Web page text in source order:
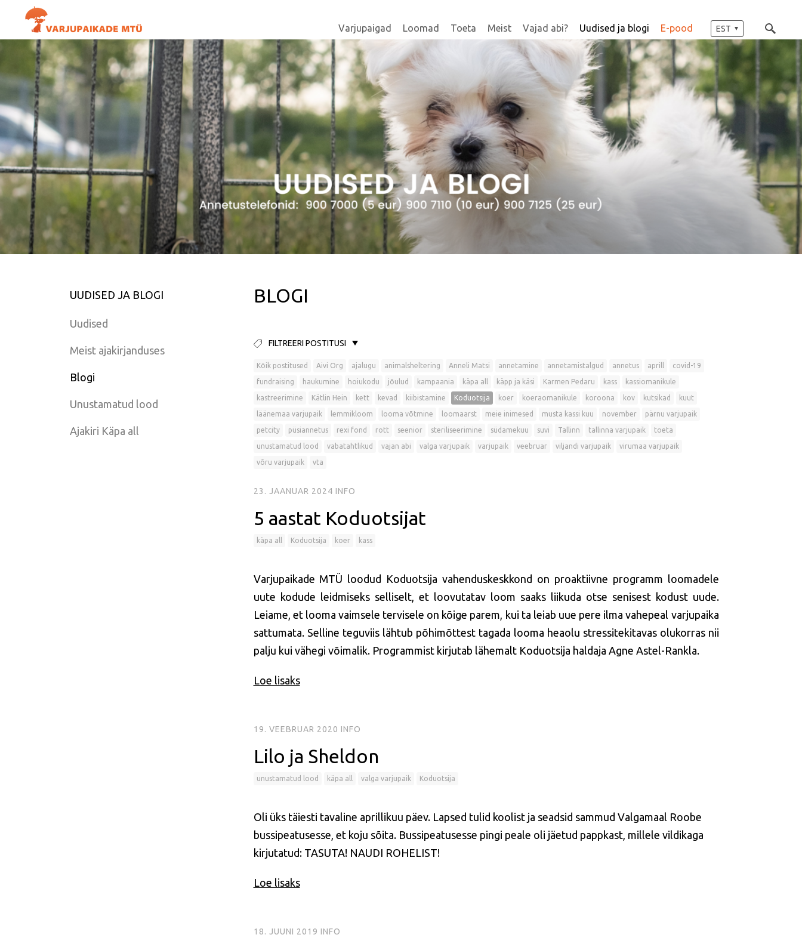
Varjupaigad Loomad Toeta Meist Vajad abi? Uudised ja blogi E-pood EST
UUDISED JA BLOGI
Uudised
Meist ajakirjanduses
Blogi
Unustamatud lood
Ajakiri Käpa all
BLOGI
FILTREERI POSTITUSI
Kõik postitused Aivi Org ajalugu animalsheltering Anneli Matsi annetamine annetamistalgud annetus aprill covid-19
fundraising haukumine hoiukodu jõulud kampaania käpa all käpp ja käsi Karmen Pedaru kass kassiomanikule
kastreerimine Kätlin Hein kett kevad kiibistamine Koduotsija koer koeraomanikule koroona kov kutsikad kuut
läänemaa varjupaik lemmikloom looma võtmine loomaarst meie inimesed musta kassi kuu november pärnu varjupaik
petcity püsiannetus rexi fond rott seenior steriliseerimine südamekuu suvi Tallinn tallinna varjupaik toeta
unustamatud lood vabatahtlikud vajan abi valga varjupaik varjupaik veebruar viljandi varjupaik virumaa varjupaik
võru varjupaik vta
23. JAANUAR 2024 INFO
5 aastat Koduotsijat
käpa all Koduotsija koer kass
Varjupaikade MTÜ loodud Koduotsija vahenduskeskkond on proaktiivne programm loomadele
uute kodude leidmiseks selliselt, et loovutatav loom saaks liikuda otse senisest kodust uude.
Leiame, et looma vaimsele tervisele on kõige parem, kui ta leiab uue pere ilma vahepeal varjupaika
sattumata. Selline teguviis lähtub põhimõttest tagada looma heaolu stressitekitavas olukorras nii
palju kui vähegi võimalik. Programmist kirjutab lähemalt Koduotsija haldaja Agne Astel-Rankla.
Loe lisaks
19. VEEBRUAR 2020 INFO
Lilo ja Sheldon
unustamatud lood käpa all valga varjupaik Koduotsija
Oli üks täiesti tavaline aprillikuu päev. Lapsed tulid koolist ja seadsid sammud Valgamaal Roobe
bussipeatusesse, et koju sõita. Bussipeatusesse pingi peale oli jäetud pappkast, millele vildikaga
kirjutatud: TASUTA! NAUDI ROHELIST!
Loe lisaks
18. JUUNI 2019 INFO